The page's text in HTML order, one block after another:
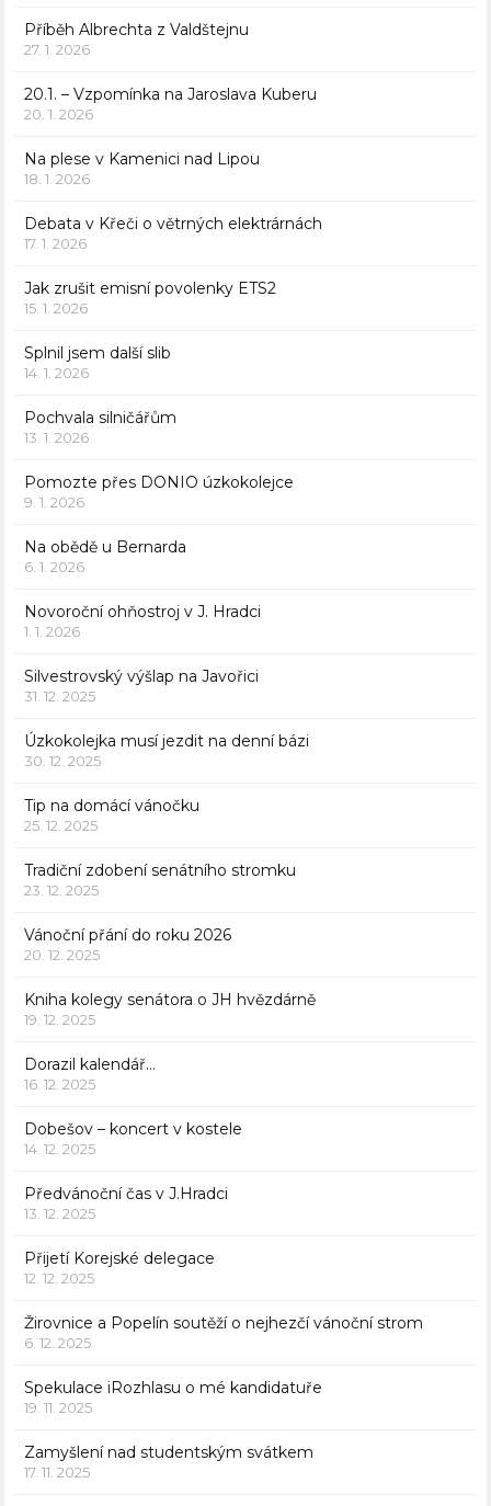
Příběh Albrechta z Valdštejnu
27. 1. 2026
20.1. – Vzpomínka na Jaroslava Kuberu
20. 1. 2026
Na plese v Kamenici nad Lipou
18. 1. 2026
Debata v Křeči o větrných elektrárnách
17. 1. 2026
Jak zrušit emisní povolenky ETS2
15. 1. 2026
Splnil jsem další slib
14. 1. 2026
Pochvala silničářům
13. 1. 2026
Pomozte přes DONIO úzkokolejce
9. 1. 2026
Na obědě u Bernarda
6. 1. 2026
Novoroční ohňostroj v J. Hradci
1. 1. 2026
Silvestrovský výšlap na Javořici
31. 12. 2025
Úzkokolejka musí jezdit na denní bázi
30. 12. 2025
Tip na domácí vánočku
25. 12. 2025
Tradiční zdobení senátního stromku
23. 12. 2025
Vánoční přání do roku 2026
20. 12. 2025
Kniha kolegy senátora o JH hvězdárně
19. 12. 2025
Dorazil kalendář…
16. 12. 2025
Dobešov – koncert v kostele
14. 12. 2025
Předvánoční čas v J.Hradci
13. 12. 2025
Přijetí Korejské delegace
12. 12. 2025
Žirovnice a Popelín soutěží o nejhezčí vánoční strom
6. 12. 2025
Spekulace iRozhlasu o mé kandidatuře
19. 11. 2025
Zamyšlení nad studentským svátkem
17. 11. 2025